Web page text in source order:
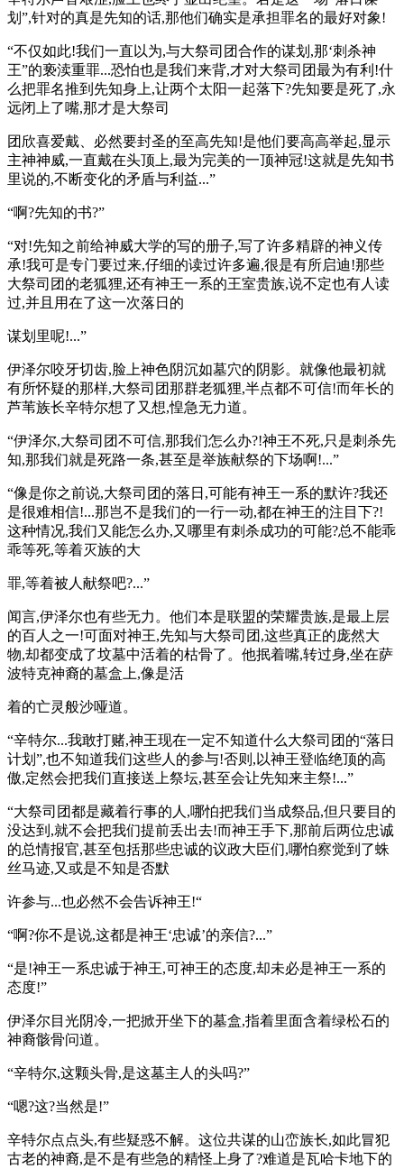
划”,针对的真是先知的话,那他们确实是承担罪名的最好对象!
“不仅如此!我们一直以为,与大祭司团合作的谋划,那‘刺杀神
王”的亵渎重罪...恐怕也是我们来背,才对大祭司团最为有利!什
么把罪名推到先知身上,让两个太阳一起落下?先知要是死了,永
远闭上了嘴,那才是大祭司
团欣喜爱戴、必然要封圣的至高先知!是他们要高高举起,显示
主神神威,一直戴在头顶上,最为完美的一顶神冠!这就是先知书
里说的,不断变化的矛盾与利益...”
“啊?先知的书?”
“对!先知之前给神威大学的写的册子,写了许多精辟的神义传
承!我可是专门要过来,仔细的读过许多遍,很是有所启迪!那些
大祭司团的老狐狸,还有神王一系的王室贵族,说不定也有人读
过,并且用在了这一次落日的
谋划里呢!...”
伊泽尔咬牙切齿,脸上神色阴沉如墓穴的阴影。就像他最初就
有所怀疑的那样,大祭司团那群老狐狸,半点都不可信!而年长的
芦苇族长辛特尔想了又想,惶急无力道。
“伊泽尔,大祭司团不可信,那我们怎么办?!神王不死,只是刺杀先
知,那我们就是死路一条,甚至是举族献祭的下场啊!...”
“像是你之前说,大祭司团的落日,可能有神王一系的默许?我还
是很难相信!...那岂不是我们的一行一动,都在神王的注目下?!
这种情况,我们又能怎么办,又哪里有刺杀成功的可能?总不能乖
乖等死,等着灭族的大
罪,等着被人献祭吧?...”
闻言,伊泽尔也有些无力。他们本是联盟的荣耀贵族,是最上层
的百人之一!可面对神王,先知与大祭司团,这些真正的庞然大
物,却都变成了坟墓中活着的枯骨了。他抿着嘴,转过身,坐在萨
波特克神裔的墓盒上,像是活
着的亡灵般沙哑道。
“辛特尔...我敢打赌,神王现在一定不知道什么大祭司团的“落日
计划”,也不知道我们这些人的参与!否则,以神王登临绝顶的高
傲,定然会把我们直接送上祭坛,甚至会让先知来主祭!...”
“大祭司团都是藏着行事的人,哪怕把我们当成祭品,但只要目的
没达到,就不会把我们提前丢出去!而神王手下,那前后两位忠诚
的总情报官,甚至包括那些忠诚的议政大臣们,哪怕察觉到了蛛
丝马迹,又或是不知是否默
许参与...也必然不会告诉神王!“
“啊?你不是说,这都是神王‘忠诚’的亲信?...”
“是!神王一系忠诚于神王,可神王的态度,却未必是神王一系的
态度!”
伊泽尔目光阴冷,一把掀开坐下的墓盒,指着里面含着绿松石的
神裔骸骨问道。
“辛特尔,这颗头骨,是这墓主人的头吗?”
“嗯?这?当然是!”
辛特尔点点头,有些疑惑不解。这位共谋的山峦族长,如此冒犯
古老的神裔,是不是有些急的精怪上身了?难道是瓦哈卡地下的